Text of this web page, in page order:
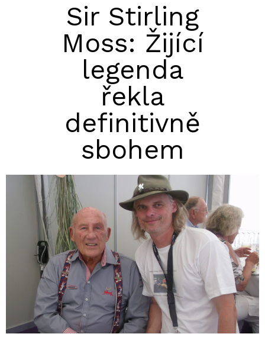
Sir Stirling
Moss: Žijící
legenda
řekla
definitivně
sbohem